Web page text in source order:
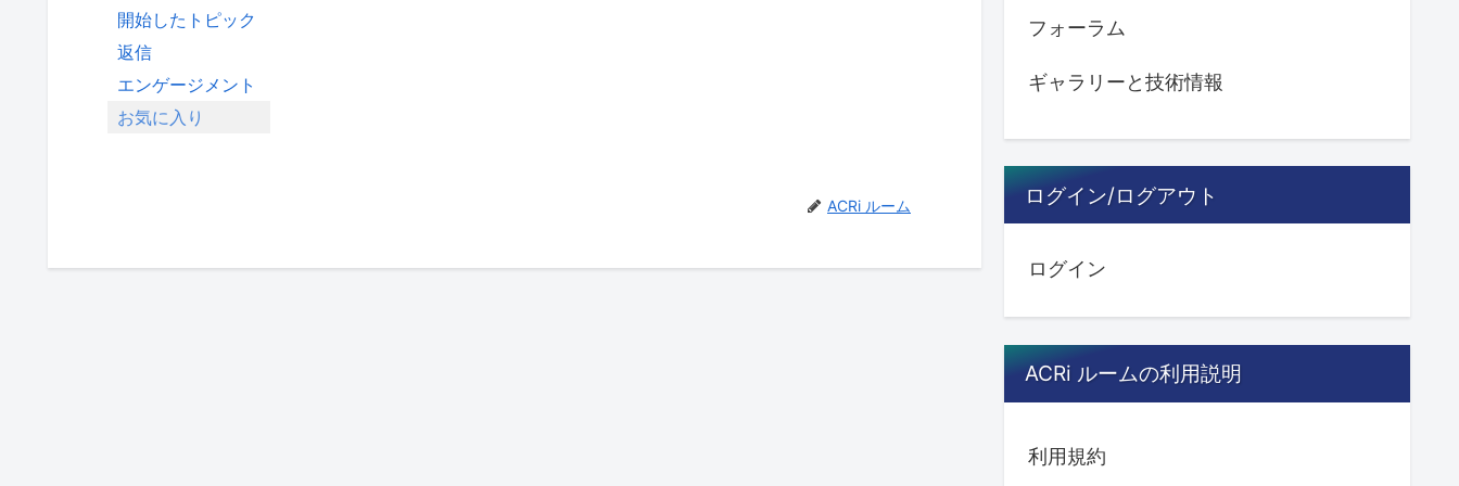
開始したトピック
返信
エンゲージメント
お気に入り
ACRi ルーム
フォーラム
ギャラリーと技術情報
ログイン/ログアウト
ログイン
ACRi ルームの利用説明
利用規約